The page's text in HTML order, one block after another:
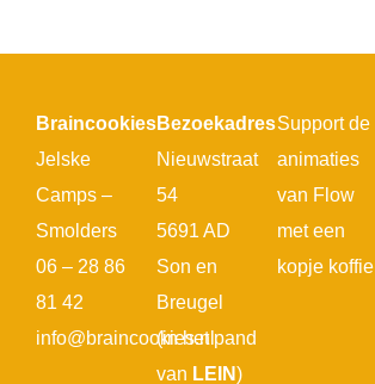
Braincookies
Jelske
Camps –
Smolders
06 – 28 86
81 42
info@braincookies.nl
Bezoekadres
Nieuwstraat
54
5691 AD
Son en
Breugel
(in het pand
van LEIN)
Support de
animaties
van Flow
met een
kopje koffie